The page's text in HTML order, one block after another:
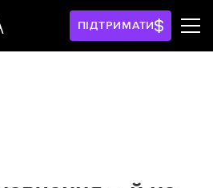
ПІДТРИМАТИ